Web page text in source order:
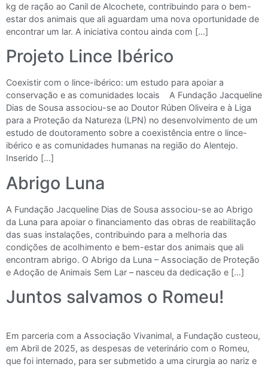
kg de ração ao Canil de Alcochete, contribuindo para o bem-
estar dos animais que ali aguardam uma nova oportunidade de
encontrar um lar. A iniciativa contou ainda com […]
Projeto Lince Ibérico
Coexistir com o lince-ibérico: um estudo para apoiar a
conservação e as comunidades locais A Fundação Jacqueline
Dias de Sousa associou-se ao Doutor Rúben Oliveira e à Liga
para a Proteção da Natureza (LPN) no desenvolvimento de um
estudo de doutoramento sobre a coexistência entre o lince-
ibérico e as comunidades humanas na região do Alentejo.
Inserido […]
Abrigo Luna
A Fundação Jacqueline Dias de Sousa associou-se ao Abrigo
da Luna para apoiar o financiamento das obras de reabilitação
das suas instalações, contribuindo para a melhoria das
condições de acolhimento e bem-estar dos animais que ali
encontram abrigo. O Abrigo da Luna – Associação de Proteção
e Adoção de Animais Sem Lar – nasceu da dedicação e […]
Juntos salvamos o Romeu!
Em parceria com a Associação Vivanimal, a Fundação custeou,
em Abril de 2025, as despesas de veterinário com o Romeu,
que foi internado, para ser submetido a uma cirurgia ao nariz e